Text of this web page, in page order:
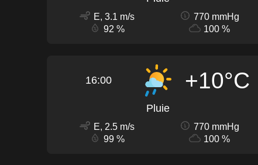
E, 3.1 m/s
770 mmHg
92 %
100 %
16:00 +10°C
Pluie
E, 2.5 m/s
770 mmHg
99 %
100 %